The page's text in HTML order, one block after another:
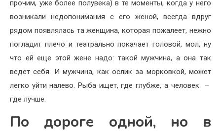
прочим, уже более полувека) в те моменты, когда у него
возникали недопонимания с его женой, всегда вдруг
рядом появлялась та женщина, которая пожалеет, нежно
погладит плечо и театрально покачает головой, мол, ну
что ей еще этой жене надо: такой мужчина, а она так
ведет себя. И мужчина, как ослик за морковкой, может
легко уйти налево. Рыба ищет, где глубже, а человек –
где лучше.
По дороге одной, но в